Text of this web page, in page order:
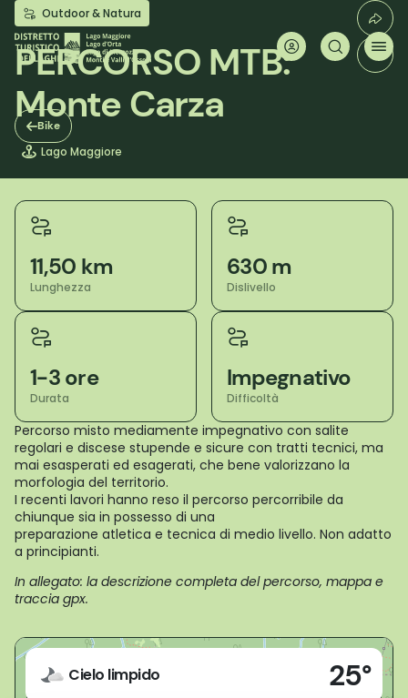
Salta
contenuto
principale
Bike
Outdoor & Natura
PERCORSO MTB:
Monte Carza
Lago Maggiore
11,50 km
Lunghezza
630 m
Dislivello
1-3 ore
Durata
Impegnativo
Difficoltà
Percorso misto mediamente impegnativo con salite
regolari e discese stupende e sicure con tratti tecnici, ma
mai esasperati ed esagerati, che bene valorizzano la
morfologia del territorio.
I recenti lavori hanno reso il percorso percorribile da
chiunque sia in possesso di una
preparazione atletica e tecnica di medio livello. Non adatto
a principianti.
In allegato: la descrizione completa del percorso, mappa e
traccia gpx.
Cielo limpido 25°
Via per Colle
28826 - Trarego Viggiona (VB)